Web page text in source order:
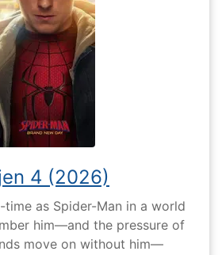
4 (2026)
as Spider-Man in a world
him—and the pressure of
move on without him—